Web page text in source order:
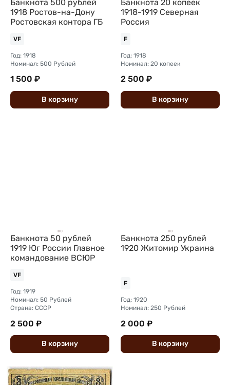
Банкнота 500 рублей
1918 Ростов-на-Дону
Ростовская контора ГБ
VF
Год: 1918
Номинал: 500 Рублей
1 500 ₽
В корзину
Банкнота 20 копеек
1918-1919 Северная
Россия
F
Год: 1918
Номинал: 20 копеек
2 500 ₽
В корзину
Банкнота 50 рублей
1919 Юг России Главное
командование ВСЮР
VF
Год: 1919
Номинал: 50 Рублей
Страна: СССР
2 500 ₽
В корзину
Банкнота 250 рублей
1920 Житомир Украина
F
Год: 1920
Номинал: 250 Рублей
2 000 ₽
В корзину